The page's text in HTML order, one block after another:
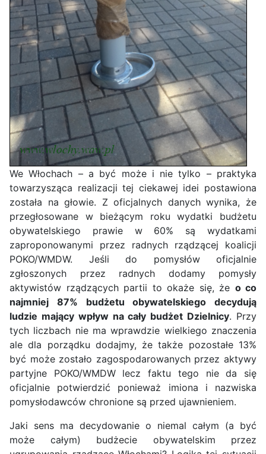
We Włochach – a być może i nie tylko – praktyka
towarzysząca realizacji tej ciekawej idei postawiona
została na głowie. Z oficjalnych danych wynika, że
przegłosowane w bieżącym roku wydatki budżetu
obywatelskiego prawie w 60% są wydatkami
zaproponowanymi przez radnych rządzącej koalicji
POKO/WMDW. Jeśli do pomysłów oficjalnie
zgłoszonych przez radnych dodamy pomysły
aktywistów rządzących partii to okaże się, że o co
najmniej 87% budżetu obywatelskiego decydują
ludzie mający wpływ na cały budżet Dzielnicy. Przy
tych liczbach nie ma wprawdzie wielkiego znaczenia
ale dla porządku dodajmy, że także pozostałe 13%
być może zostało zagospodarowanych przez aktywy
partyjne POKO/WMDW lecz faktu tego nie da się
oficjalnie potwierdzić ponieważ imiona i nazwiska
pomysłodawców chronione są przed ujawnieniem.
Jaki sens ma decydowanie o niemal całym (a być
może całym) budżecie obywatelskim przez